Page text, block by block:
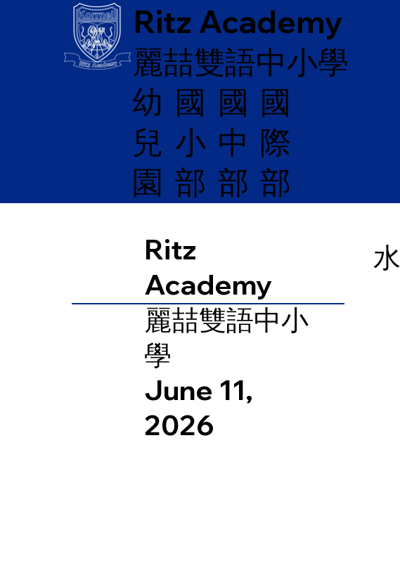
Ritz Academy
麗喆雙語中小學
幼
兒
園
​國
小
部
國
中
部
國
際
部
Ritz
Academy
麗喆雙語中小
學
June 11,
2026